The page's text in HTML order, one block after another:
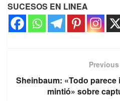
SUCESOS EN LINEA
Sheinbaum: «Todo
mintió» sobre